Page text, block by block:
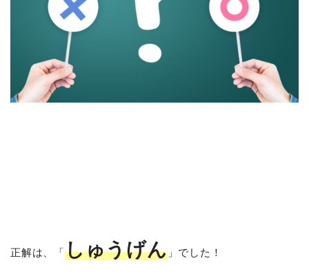
正解は、「しゅうげん」でした！